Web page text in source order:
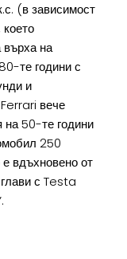
(в зависимост
на
те години с
и
вече
на 50-те години
250
вдъхновено от
с Testa